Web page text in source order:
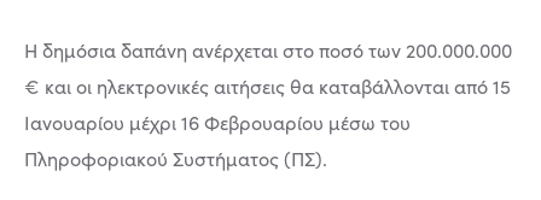
Η δημόσια δαπάνη ανέρχεται στο ποσό των 200.000.000
€ και οι ηλεκτρονικές αιτήσεις θα καταβάλλονται από 15
Ιανουαρίου μέχρι 16 Φεβρουαρίου μέσω του
Πληροφοριακού Συστήματος (ΠΣ).